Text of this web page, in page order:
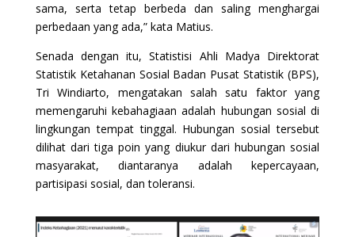
sama, serta tetap berbeda dan saling menghargai
perbedaan yang ada,” kata Matius.
Senada dengan itu, Statistisi Ahli Madya Direktorat
Statistik Ketahanan Sosial Badan Pusat Statistik (BPS),
Tri Windiarto, mengatakan salah satu faktor yang
memengaruhi kebahagiaan adalah hubungan sosial di
lingkungan tempat tinggal. Hubungan sosial tersebut
dilihat dari tiga poin yang diukur dari hubungan sosial
masyarakat, diantaranya adalah kepercayaan,
partisipasi sosial, dan toleransi.